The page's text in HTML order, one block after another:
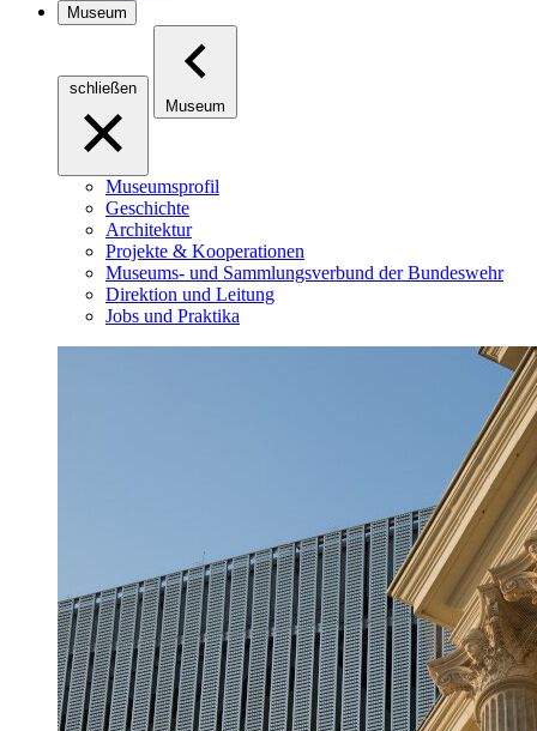
Museum
schließen
Museum
Museumsprofil
Geschichte
Architektur
Projekte & Kooperationen
Museums- und Sammlungsverbund der Bundeswehr
Direktion und Leitung
Jobs und Praktika